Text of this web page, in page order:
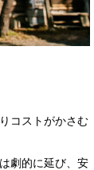
コストがかさむ
劇的に延び、安